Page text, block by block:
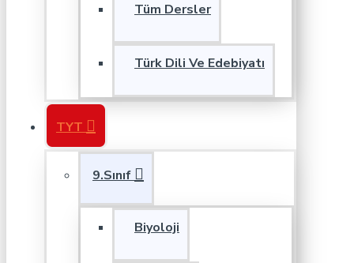
Tüm Dersler
Türk Dili Ve Edebiyatı
TYT
9.Sınıf
Biyoloji